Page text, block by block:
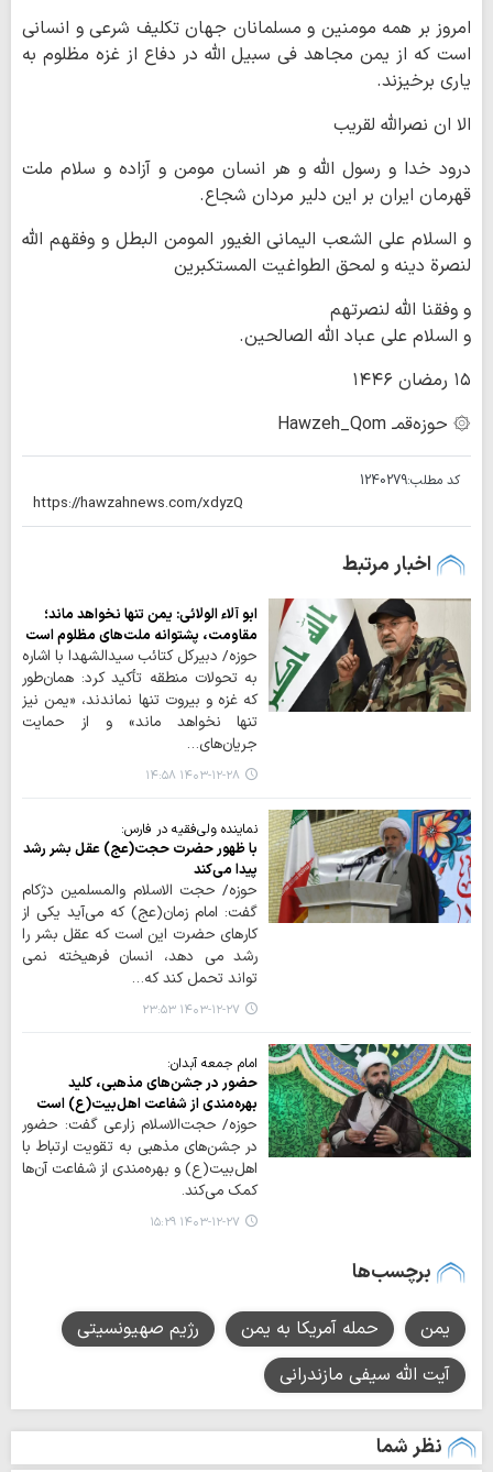
امروز بر همه مومنین و مسلمانان جهان تکلیف شرعی و انسانی
است که از یمن مجاهد فی سبیل الله در دفاع از غزه مظلوم به
یاری برخیزند.
الا ان نصرالله لقریب
درود خدا و رسول الله و هر انسان مومن و آزاده و سلام ملت
قهرمان ایران بر این دلیر مردان شجاع.
و السلام علی الشعب الیمانی الغیور المومن البطل و وفقهم الله
لنصرة دینه و لمحق الطواغیت المستکبرین
و وفقنا الله لنصرتهم
و السلام علی عباد الله الصالحین.
۱۵ رمضان ۱۴۴۶
۞ حوزه‌قمـ Hawzeh_Qom
کد مطلب:1240279
اخبار مرتبط
ابو آلاء الولائی: یمن تنها نخواهد ماند؛
مقاومت، پشتوانه ملت‌های مظلوم است
حوزه/ دبیرکل کتائب سیدالشهدا با اشاره
به تحولات منطقه تأکید کرد: همان‌طور
که غزه و بیروت تنها نماندند، «یمن نیز
تنها نخواهد ماند» و از حمایت
جریان‌های…
۱۴۰۳-۱۲-۲۸ ۱۴:۵۸
نماینده ولی‌فقیه در فارس:
با ظهور حضرت حجت(عج) عقل بشر رشد
پیدا می‌کند
حوزه/ حجت الاسلام والمسلمین دژکام
گفت: امام زمان(عج) که می‌آید یکی از
کارهای حضرت این است که عقل بشر را
رشد می دهد، انسان فرهیخته نمی
تواند تحمل کند که…
۱۴۰۳-۱۲-۲۷ ۲۳:۵۳
امام جمعه آبدان:
حضور در جشن‌های مذهبی، کلید
بهره‌مندی از شفاعت اهل‌بیت(ع) است
حوزه/ حجت‌الاسلام زارعی گفت: حضور
در جشن‌های مذهبی به تقویت ارتباط با
اهل‌بیت(ع) و بهره‌مندی از شفاعت آن‌ها
کمک می‌کند.
۱۴۰۳-۱۲-۲۷ ۱۵:۲۹
برچسب‌ها
یمن حمله آمریکا به یمن
رژیم صهیونسیتی
آیت الله سیفی مازندرانی
نظر شما